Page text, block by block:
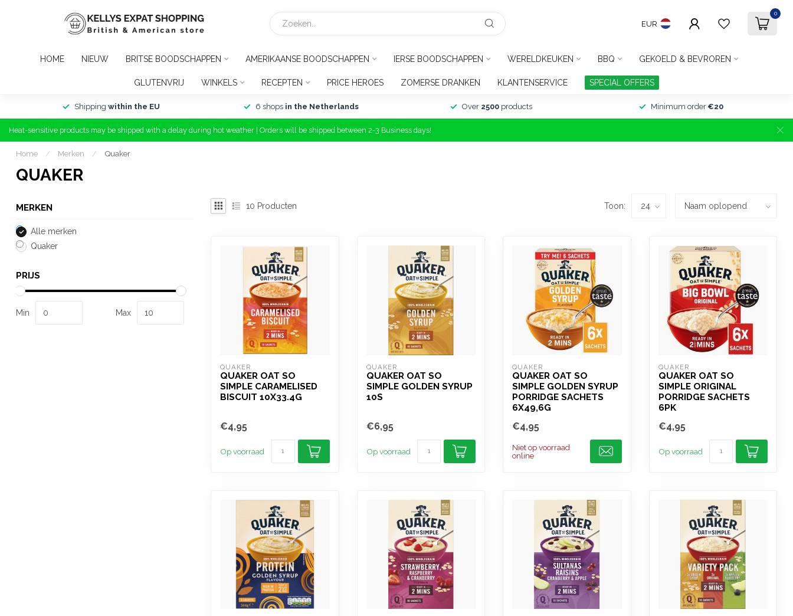
EUR
0
HOME NIEUW BRITSE BOODSCHAPPEN AMERIKAANSE BOODSCHAPPEN IERSE BOODSCHAPPEN WERELDKEUKEN BBQ GEKOELD & BEVROREN
GLUTENVRIJ WINKELS RECEPTEN PRICE HEROES ZOMERSE DRANKEN KLANTENSERVICE SPECIAL OFFERS
Shipping within the EU 6 shops in the Netherlands Over 2500products Minimum order €20
Heat-sensitive products may be shipped with a delay during hot weather | Orders will be shipped between 2-3 Business days!
Home / Merken / Quaker
QUAKER
MERKEN
Alle merken
Quaker
PRIJS
Min Max
10 Producten Toon:
QUAKER
QUAKER OAT SO
SIMPLE CARAMELISED
BISCUIT 10X33.4G
€4,95
Op voorraad
QUAKER
QUAKER OAT SO
SIMPLE GOLDEN SYRUP
10S
€6,95
Op voorraad
QUAKER
QUAKER OAT SO
SIMPLE GOLDEN SYRUP
PORRIDGE SACHETS
6X49,6G
€4,95
Niet op voorraad
online
QUAKER
QUAKER OAT SO
SIMPLE ORIGINAL
PORRIDGE SACHETS
6PK
€4,95
Op voorraad